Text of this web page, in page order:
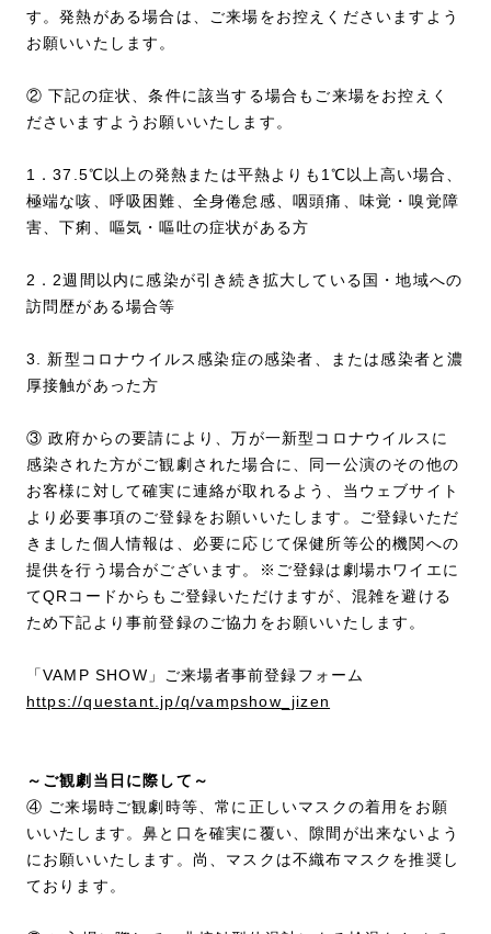
す。発熱がある場合は、ご来場をお控えくださいますよう
お願いいたします。
② 下記の症状、条件に該当する場合もご来場をお控えく
ださいますようお願いいたします。
1．37.5℃以上の発熱または平熱よりも1℃以上高い場合、
極端な咳、呼吸困難、全身倦怠感、咽頭痛、味覚・嗅覚障
害、下痢、嘔気・嘔吐の症状がある方
2．2週間以内に感染が引き続き拡大している国・地域への
訪問歴がある場合等
3. 新型コロナウイルス感染症の感染者、または感染者と濃
厚接触があった方
③ 政府からの要請により、万が一新型コロナウイルスに
感染された方がご観劇された場合に、同一公演のその他の
お客様に対して確実に連絡が取れるよう、当ウェブサイト
より必要事項のご登録をお願いいたします。ご登録いただ
きました個人情報は、必要に応じて保健所等公的機関への
提供を行う場合がございます。※ご登録は劇場ホワイエに
てQRコードからもご登録いただけますが、混雑を避ける
ため下記より事前登録のご協力をお願いいたします。
「VAMP SHOW」ご来場者事前登録フォーム
https://questant.jp/q/vampshow_jizen
～ご観劇当日に際して～
④ ご来場時ご観劇時等、常に正しいマスクの着用をお願
いいたします。鼻と口を確実に覆い、隙間が出来ないよう
にお願いいたします。尚、マスクは不織布マスクを推奨し
ております。